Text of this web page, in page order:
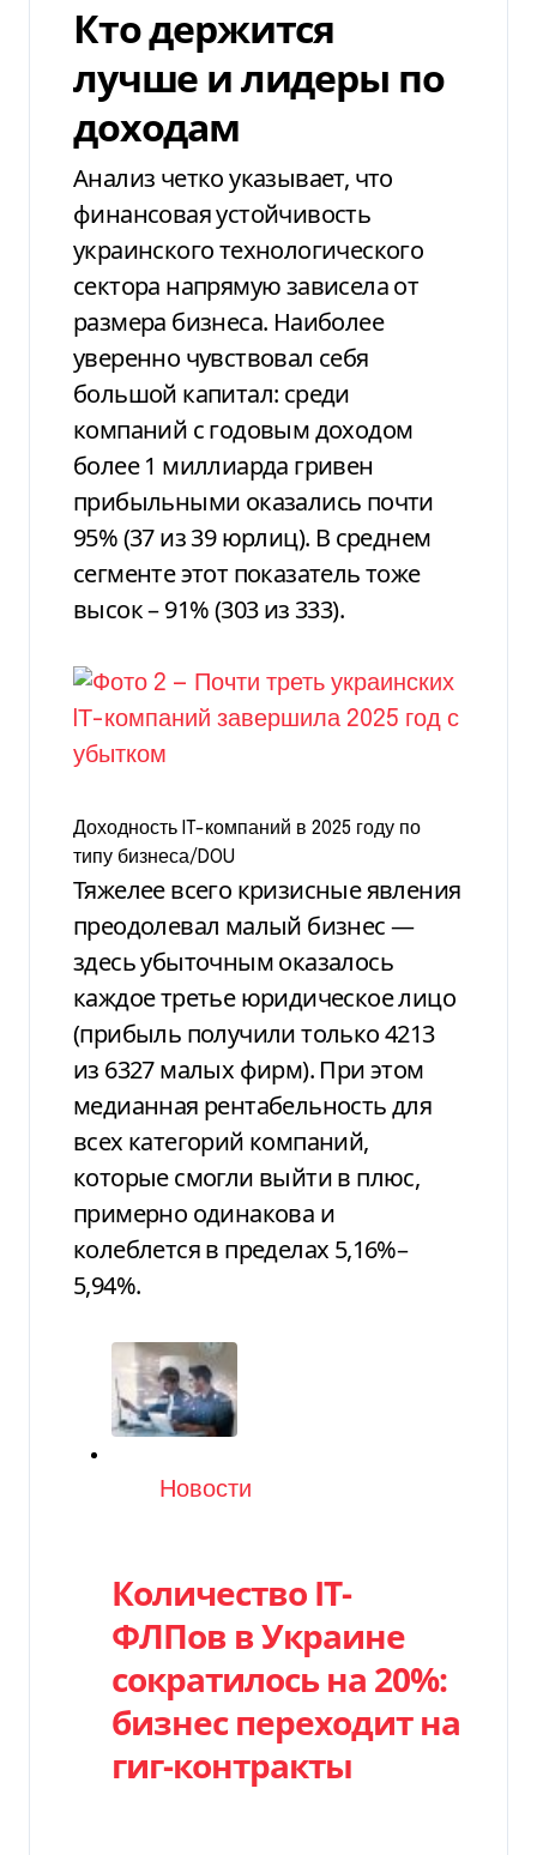
Кто держится
лучше и лидеры по
доходам
Анализ четко указывает, что
финансовая устойчивость
украинского технологического
сектора напрямую зависела от
размера бизнеса. Наиболее
уверенно чувствовал себя
большой капитал: среди
компаний с годовым доходом
более 1 миллиарда гривен
прибыльными оказались почти
95% (37 из 39 юрлиц). В среднем
сегменте этот показатель тоже
высок – 91% (303 из 333).
Доходность IT-компаний в 2025 году по
типу бизнеса/DOU
Тяжелее всего кризисные явления
преодолевал малый бизнес —
здесь убыточным оказалось
каждое третье юридическое лицо
(прибыль получили только 4213
из 6327 малых фирм). При этом
медианная рентабельность для
всех категорий компаний,
которые смогли выйти в плюс,
примерно одинакова и
колеблется в пределах 5,16%–
5,94%.
Категория
Новости
Количество ІТ-
ФЛПов в Украине
сократилось на 20%:
бизнес переходит на
гиг-контракты